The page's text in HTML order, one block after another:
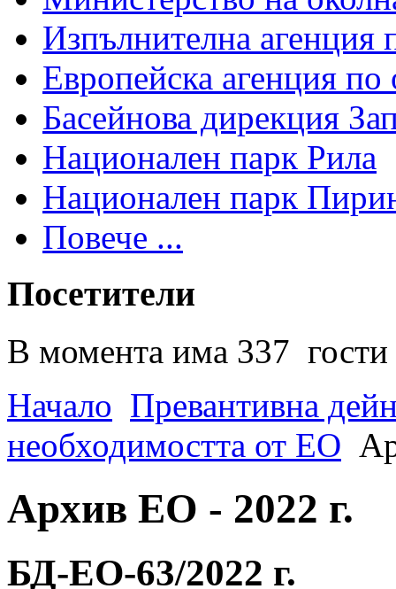
Изпълнителна агенция
Европейска агенция по
Басейнова дирекция
Национален парк Рила
Национален парк
Повече ...
Посетители
В момента има 337 гости
Начало Превантивна
необходимостта от ЕО
Архив ЕО - 2022 г.
БД-EO-63/2022 г.